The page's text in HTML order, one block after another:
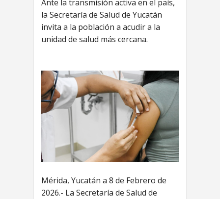
Ante la transmisión activa en el país,
la Secretaría de Salud de Yucatán
invita a la población a acudir a la
unidad de salud más cercana.
Mérida, Yucatán a 8 de Febrero de
2026.- La Secretaría de Salud de